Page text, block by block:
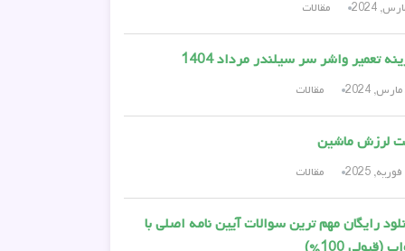
مقالات
تعمیر واشر سر سیلندر مرداد 1404
مقالات
لرزش ماشین
مقالات
رایگان مهم ترین سوالات آیین نامه اصلی با